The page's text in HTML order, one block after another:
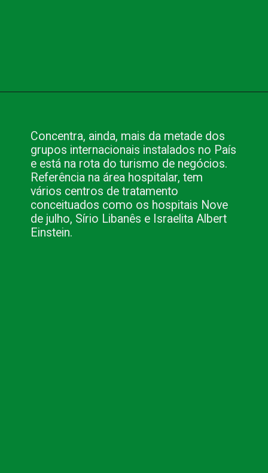
Concentra, ainda, mais da metade dos
grupos internacionais instalados no País
e está na rota do turismo de negócios.
Referência na área hospitalar, tem
vários centros de tratamento
conceituados como os hospitais Nove
de julho, Sírio Libanês e Israelita Albert
Einstein.